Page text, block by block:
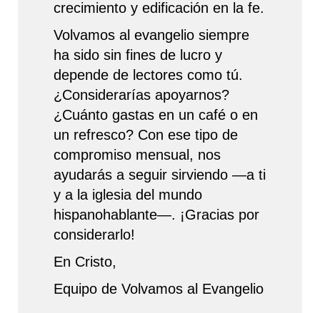
crecimiento y edificación en la fe.
Volvamos al evangelio siempre
ha sido sin fines de lucro y
depende de lectores como tú.
¿Considerarías apoyarnos?
¿Cuánto gastas en un café o en
un refresco? Con ese tipo de
compromiso mensual, nos
ayudarás a seguir sirviendo —a ti
y a la iglesia del mundo
hispanohablante—. ¡Gracias por
considerarlo!
En Cristo,
Equipo de Volvamos al Evangelio